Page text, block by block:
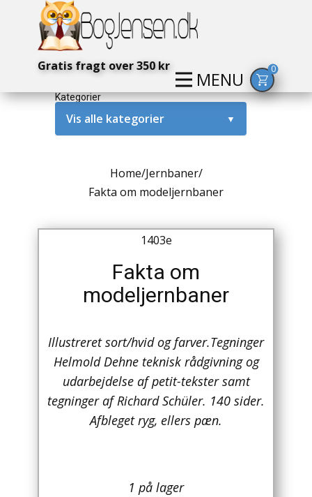
MENU
Gratis fragt over 350 kr 0
Kategorier
Vis alle kategorier ▼
Amerika / USA
Antikke / Specielle Bøger
Antikviteter
Arkitektur
Asien
Australien
Home/Jernbaner/
Fakta om modeljernbaner
1403e
Fakta om
modeljernbaner
Illustreret sort/hvid og farver.Tegninger
Helmold Dehne teknisk rådgivning og
udarbejdelse af petit-tekster samt
tegninger af Richard Schüler. 140 sider.
Afbleget ryg, ellers pæn.
1 på lager